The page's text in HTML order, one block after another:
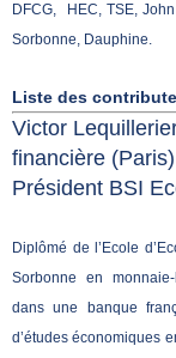
DFCG, HEC, TSE,
Sorbonne, Dauphine.
Liste des
Victor
financière (Paris)
Président BSI
Diplômé de l’Ecole
Sorbonne en
dans une banque
d’études économiques